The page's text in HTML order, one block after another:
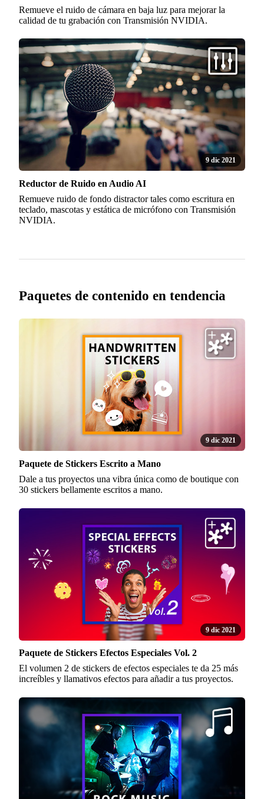
Remueve el ruido de cámara en baja luz para mejorar la
calidad de tu grabación con Transmisión NVIDIA.
9 dic 2021
Reductor de Ruido en Audio AI
Remueve ruido de fondo distractor tales como escritura en
teclado, mascotas y estática de micrófono con Transmisión
NVIDIA.
Paquetes de contenido en tendencia
9 dic 2021
Paquete de Stickers Escrito a Mano
Dale a tus proyectos una vibra única como de boutique con
30 stickers bellamente escritos a mano.
9 dic 2021
Paquete de Stickers Efectos Especiales Vol. 2
El volumen 2 de stickers de efectos especiales te da 25 más
increíbles y llamativos efectos para añadir a tus proyectos.